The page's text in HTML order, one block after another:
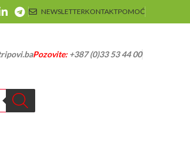
NEWSLETTERKONTAKTPOMOĆ
Pozovite:+387 (0)33 53 44 00